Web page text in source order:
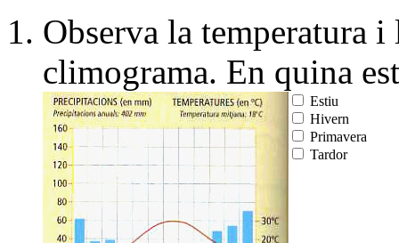
Observa la temperatura
climograma. En quina
Estiu
Hivern
Primavera
Tardor